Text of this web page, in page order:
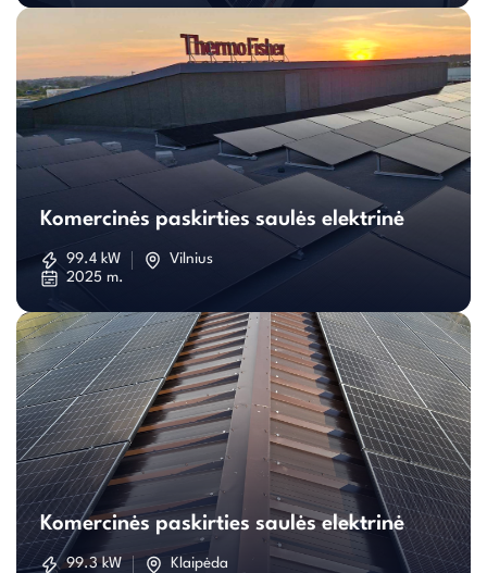
Komercinės
paskirties
saulės
elektrinė
Komercinės paskirties saulės elektrinė
99.4 kW
Vilnius
2025 m.
Komercinės
paskirties
saulės
Komercinės paskirties saulės elektrinė
99.3 kW
Klaipėda